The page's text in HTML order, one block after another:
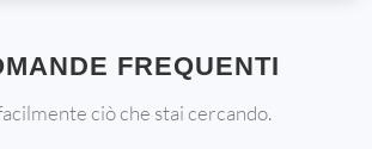
FREQUENTI
ciò che stai cercando.